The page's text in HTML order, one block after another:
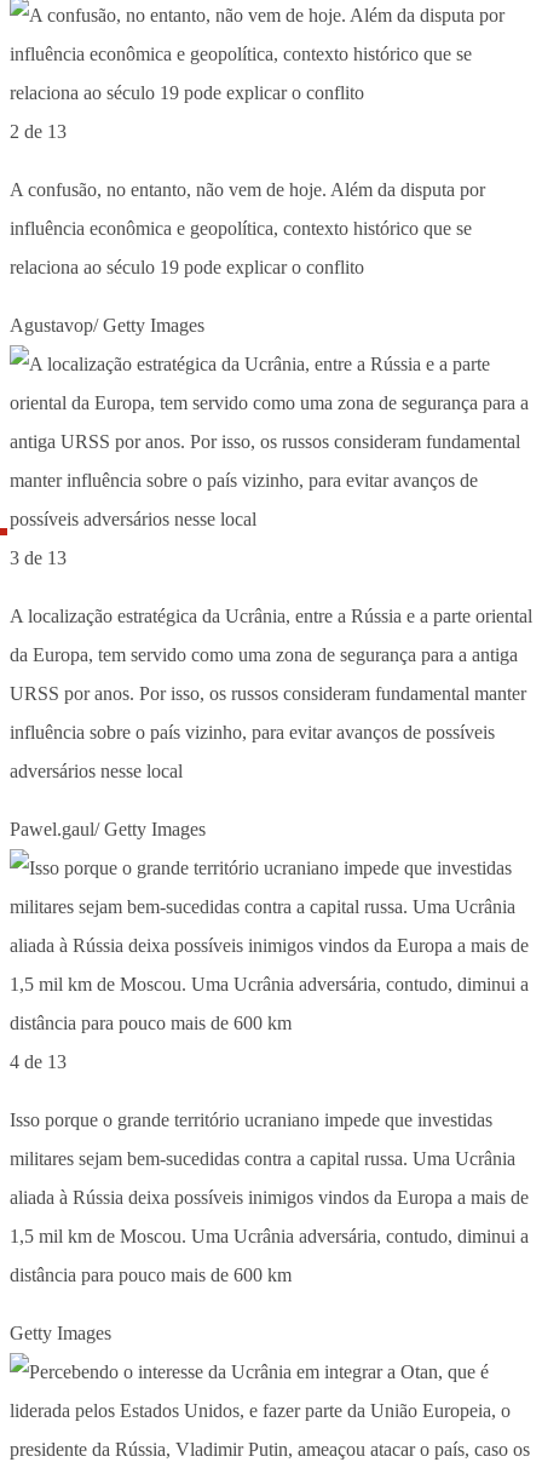
2 de 13
A confusão, no entanto, não vem de hoje. Além da disputa por
influência econômica e geopolítica, contexto histórico que se
relaciona ao século 19 pode explicar o conflito
Agustavop/ Getty Images
3 de 13
A localização estratégica da Ucrânia, entre a Rússia e a parte oriental
da Europa, tem servido como uma zona de segurança para a antiga
URSS por anos. Por isso, os russos consideram fundamental manter
influência sobre o país vizinho, para evitar avanços de possíveis
adversários nesse local
Pawel.gaul/ Getty Images
4 de 13
Isso porque o grande território ucraniano impede que investidas
militares sejam bem-sucedidas contra a capital russa. Uma Ucrânia
aliada à Rússia deixa possíveis inimigos vindos da Europa a mais de
1,5 mil km de Moscou. Uma Ucrânia adversária, contudo, diminui a
distância para pouco mais de 600 km
Getty Images